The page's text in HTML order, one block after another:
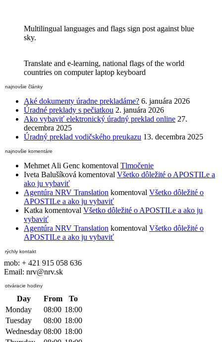
Multilingual languages and flags sign post against blue
sky.
Translate and e-learning, national flags of the world
countries on computer laptop keyboard
najnovšie články
Aké dokumenty úradne prekladáme? 6. januára 2026
Úradné preklady s pečiatkou 2. januára 2026
Ako vybaviť elektronický úradný preklad online 27.
decembra 2025
Úradný preklad vodičského preukazu 13. decembra 2025
najnovšie komentáre
Mehmet Ali Genc komentoval Tlmočenie
Iveta Balušíková komentoval Všetko dôležité o APOSTILe a
ako ju vybaviť
Agentúra NRV Translation komentoval Všetko dôležité o
APOSTILe a ako ju vybaviť
Katka komentoval Všetko dôležité o APOSTILe a ako ju
vybaviť
Agentúra NRV Translation komentoval Všetko dôležité o
APOSTILe a ako ju vybaviť
rýchly kontakt
mob: + 421 915 058 636
Email: nrv@nrv.sk
otváracie hodiny
Day From
To
Monday
08:00 18:00
Tuesday
08:00 18:00
Wednesday 08:00 18:00